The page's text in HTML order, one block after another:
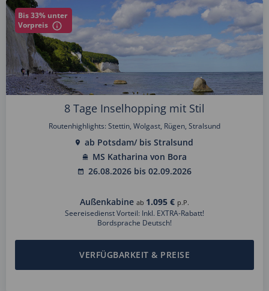
Bis 33% unter
Vorpreis
8 Tage Inselhopping mit Stil
Routenhighlights: Stettin, Wolgast, Rügen, Stralsund
ab Potsdam/ bis Stralsund
MS Katharina von Bora
26.08.2026 bis 02.09.2026
Außenkabine ab 1.095 € p.P.
Seereisedienst Vorteil: Inkl. EXTRA-Rabatt!
Bordsprache Deutsch!
VERFÜGBARKEIT & PREISE